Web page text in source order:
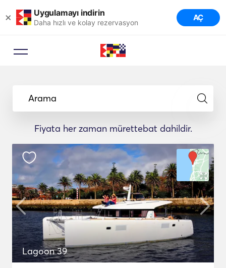
× Uygulamayı indirin
Daha hızlı ve kolay rezervasyon AÇ
Arama
Fiyata her zaman mürettebat dahildir.
Lagoon 39